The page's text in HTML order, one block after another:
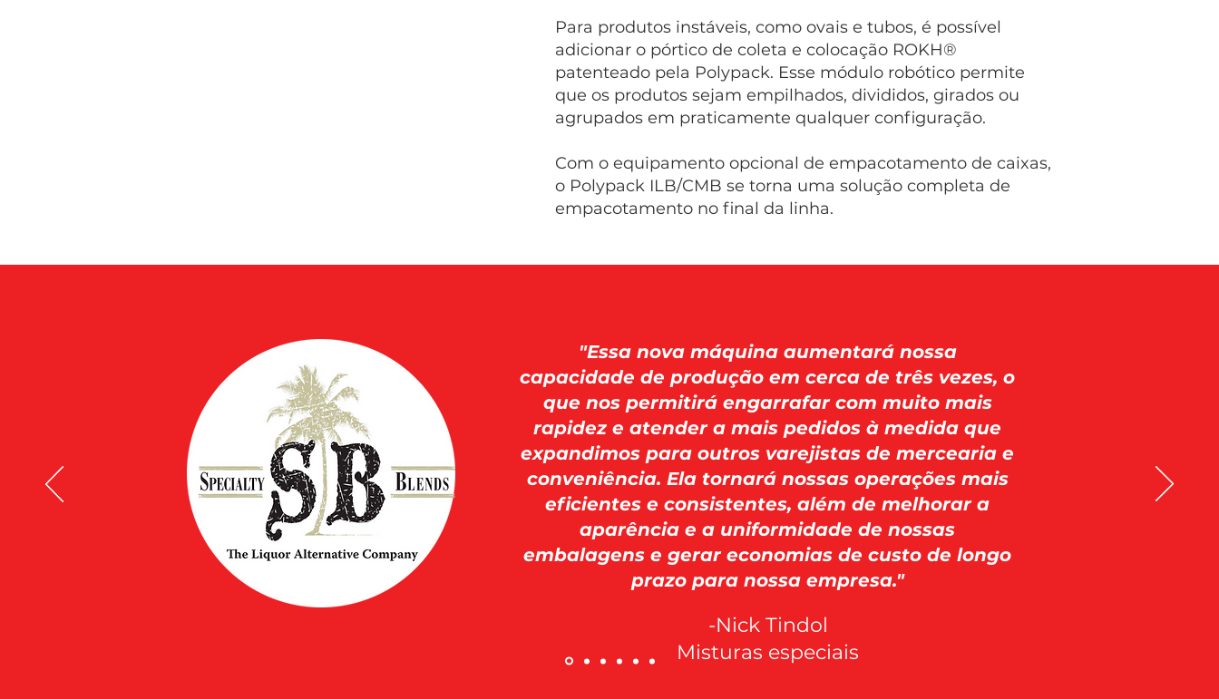
Para produtos instáveis, como ovais e tubos, é possível
adicionar o pórtico de coleta e colocação ROKH®
patenteado pela Polypack. Esse módulo robótico permite
que os produtos sejam empilhados, divididos, girados ou
agrupados em praticamente qualquer configuração.
Com o equipamento opcional de empacotamento de caixas,
o Polypack ILB/CMB se torna uma solução completa de
empacotamento no final da linha.
"Essa nova máquina aumentará nossa
capacidade de produção em cerca de três vezes, o
que nos permitirá engarrafar com muito mais
rapidez e atender a mais pedidos à medida que
expandimos para outros varejistas de mercearia e
conveniência. Ela tornará nossas operações mais
eficientes e consistentes, além de melhorar a
aparência e a uniformidade de nossas
embalagens e gerar economias de custo de longo
prazo para nossa empresa."
-Nick Tindol
Misturas especiais